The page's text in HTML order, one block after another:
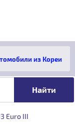
из Кореи
Euro III